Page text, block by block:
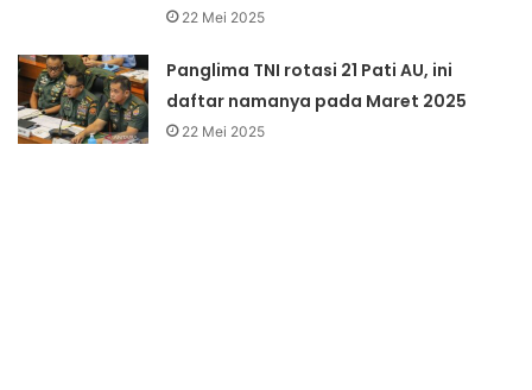
22 Mei 2025
Panglima TNI rotasi 21 Pati AU, ini
daftar namanya pada Maret 2025
22 Mei 2025